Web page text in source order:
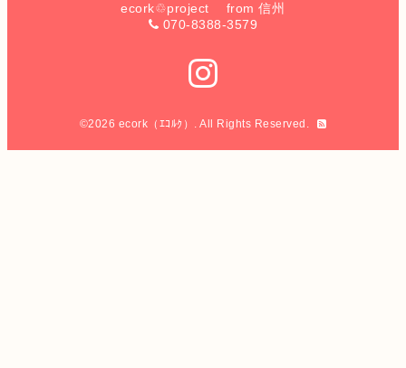
ecork♲project from 信州
070-8388-3579
©2026 ecork（ｴｺﾙｸ） . All Rights Reserved.